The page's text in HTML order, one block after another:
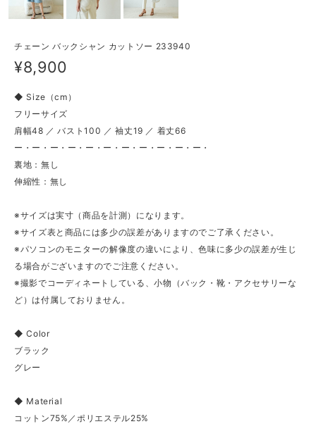
チェーン バックシャン カットソー 233940
¥8,900
◆ Size（cm）
フリーサイズ
肩幅48 ／ バスト100 ／ 袖丈19 ／ 着丈66
ー・ー・ー・ー・ー・ー・ー・ー・ー・ー・ー・
裏地：無し
伸縮性：無し
※サイズは実寸（商品を計測）になります。
※サイズ表と商品には多少の誤差がありますのでご了承ください。
※パソコンのモニターの解像度の違いにより、色味に多少の誤差が生じ
る場合がございますのでご注意ください。
※撮影でコーディネートしている、小物（バック・靴・アクセサリーな
ど）は付属しておりません。
◆ Color
ブラック
グレー
◆ Material
コットン75%／ポリエステル25%